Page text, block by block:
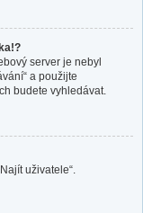
server je nebyl
a použijte
budete vyhledávat.
uživatele“.